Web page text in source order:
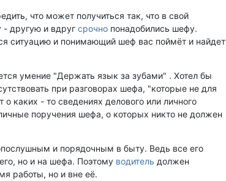
что может получиться так, что в свой
другую и вдруг срочно понадобились шефу.
ситуацию и понимающий шеф вас поймёт и найдет
умение "Держать язык за зубами" . Хотел бы
при разговорах шефа, "которые не для
каких - то сведениях делового или личного
поручения шефа, о которых никто не должен
и порядочным в быту. Ведь все его
но и на шефа. Поэтому водитель должен
работы, но и вне её.